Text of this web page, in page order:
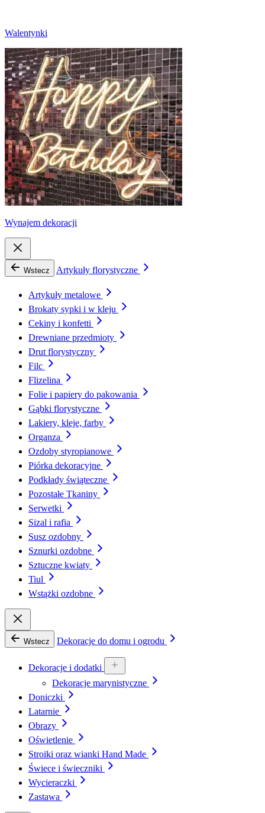
Walentynki
Wynajem dekoracji
Wstecz Artykuły florystyczne
Artykuły metalowe
Brokaty sypki i w kleju
Cekiny i konfetti
Drewniane przedmioty
Drut florystyczny
Filc
Flizelina
Folie i papiery do pakowania
Gąbki florystyczne
Lakiery, kleje, farby
Organza
Ozdoby styropianowe
Piórka dekoracyjne
Podkłady świąteczne
Pozostałe Tkaniny
Serwetki
Sizal i rafia
Susz ozdobny
Sznurki ozdobne
Sztuczne kwiaty
Tiul
Wstążki ozdobne
Wstecz Dekoracje do domu i ogrodu
Dekoracje i dodatki
Dekoracje marynistyczne
Doniczki
Latarnie
Obrazy
Oświetlenie
Stroiki oraz wianki Hand Made
Świece i świeczniki
Wycieraczki
Zastawa